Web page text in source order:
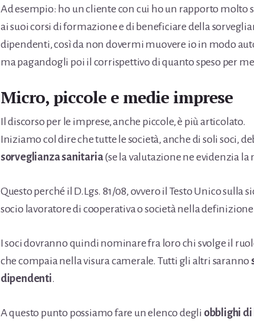
Ad esempio: ho un cliente con cui ho un rapporto molto
ai suoi corsi di formazione e di beneficiare della
dipendenti, così da non dovermi muovere io in modo
ma pagandogli poi il corrispettivo di quanto speso per
Micro, piccole e medie imprese
Il discorso per le imprese, anche piccole, è più articolato.
Iniziamo col dire che tutte le società, anche di soli soci,
sorveglianza sanitaria(se la valutazione ne evidenzia la
Questo perché il D.Lgs. 81/08, ovvero il Testo Unico sulla
socio lavoratore di cooperativa o società nella
I soci dovranno quindi nominare fra loro chi svolge il
che compaia nella visura camerale. Tutti gli altri saranno
dipendenti.
A questo punto possiamo fare un elenco degli obblighi di